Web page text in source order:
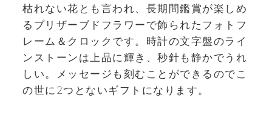
枯れない花とも言われ、長期間鑑賞が楽しめ
るプリザーブドフラワーで飾られたフォトフ
レーム＆クロックです。時計の文字盤のライ
ンストーンは上品に輝き、秒針も静かでうれ
しい。メッセージも刻むことができるのでこ
の世に2つとないギフトになります。